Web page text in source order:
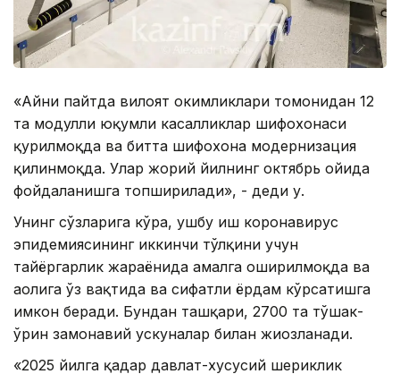
«Айни пайтда вилоят ҳокимликлари томонидан 12
та модулли юқумли касалликлар шифохонаси
қурилмоқда ва битта шифохона модернизация
қилинмоқда. Улар жорий йилнинг октябрь ойида
фойдаланишга топширилади», - деди у.
Унинг сўзларига кўра, ушбу иш коронавирус
эпидемиясининг иккинчи тўлқини учун
тайёргарлик жараёнида амалга оширилмоқда ва
аҳолига ўз вақтида ва сифатли ёрдам кўрсатишга
имкон беради. Бундан ташқари, 2700 та тўшак-
ўрин замонавий ускуналар билан жиҳозланади.
«2025 йилга қадар давлат-хусусий шериклик